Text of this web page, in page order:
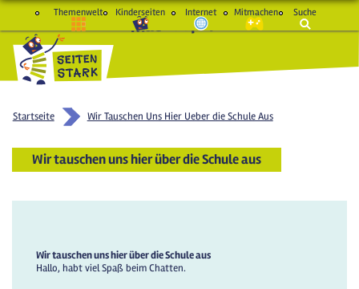
Themenwelt Kinderseiten Internet Mitmachen Suche
macht Spaß und schlau
Startseite Wir Tauschen Uns Hier Ueber die Schule Aus
Wir tauschen uns hier über die Schule aus
Wir tauschen uns hier über die Schule aus
Hallo, habt viel Spaß beim Chatten.